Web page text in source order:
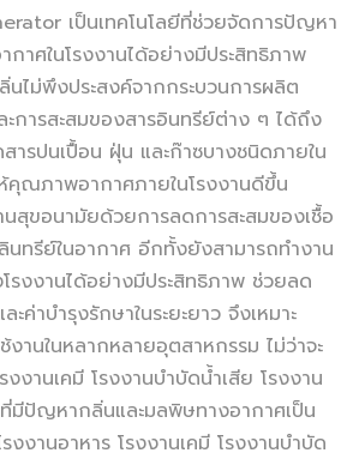
เป็นเทคโนโลยีที่ช่วยจัดการปัญหา
าศในโรงงานได้อย่างมีประสิทธิภาพ
ไม่พึงประสงค์จากกระบวนการผลิต
ะการสะสมของสารอินทรีย์ต่าง ๆ ได้ถึง
รปนเปื้อน ฝุ่น และก๊าซบางชนิดภายใน
คุณภาพอากาศภายในโรงงานดีขึ้น
สุขอนามัยด้วยการลดการสะสมของเชื้อ
นทรีย์ในอากาศ อีกทั้งยังสามารถทำงาน
รงงานได้อย่างมีประสิทธิภาพ ช่วยลด
ค่าบำรุงรักษาในระยะยาว จึงเหมาะ
งานในหลากหลายอุตสาหกรรม ไม่ว่าจะ
งงานเคมี โรงงานบำบัดน้ำเสีย โรงงาน
ที่มีปัญหากลิ่นและมลพิษทางอากาศเป็น
รงงานอาหาร โรงงานเคมี โรงงานบำบัด